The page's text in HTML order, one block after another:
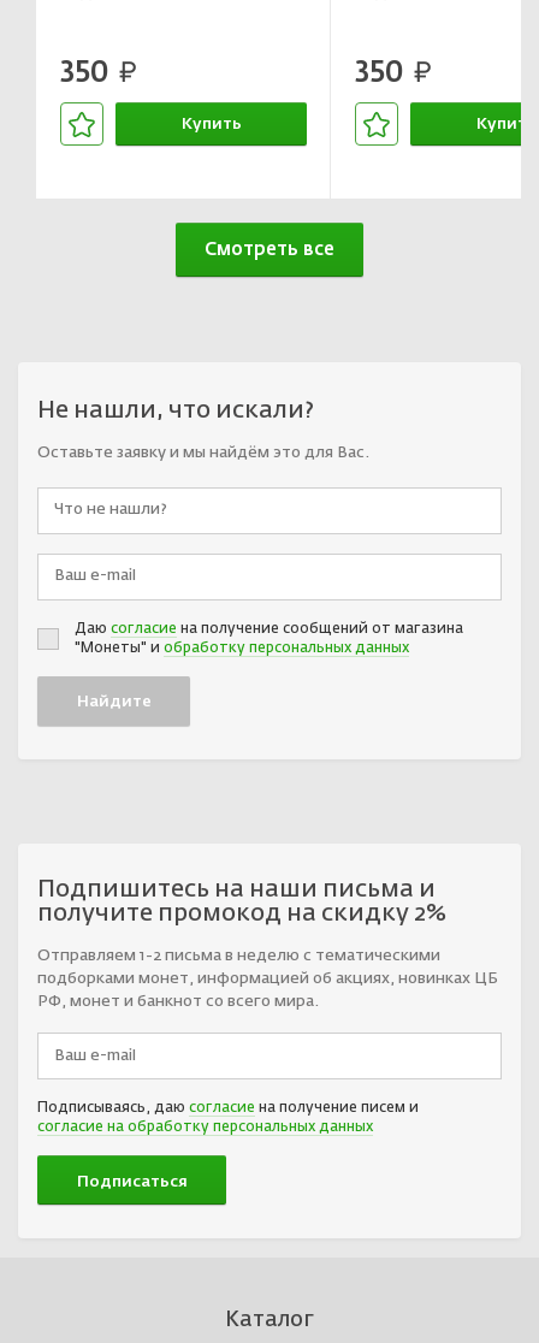
350 руб.
Купить
350 руб.
Купить
Смотреть все
Не нашли, что искали?
Оставьте заявку и мы найдём это для Вас.
Даю согласие на получение сообщений от магазина
"Монеты" и обработку персональных данных
Подпишитесь на наши письма и
получите промокод на скидку 2%
Отправляем 1-2 письма в неделю с тематическими
подборками монет, информацией об акциях, новинках ЦБ
РФ, монет и банкнот со всего мира.
Подписываясь, даю согласие на получение писем и
согласие на обработку персональных данных
Каталог